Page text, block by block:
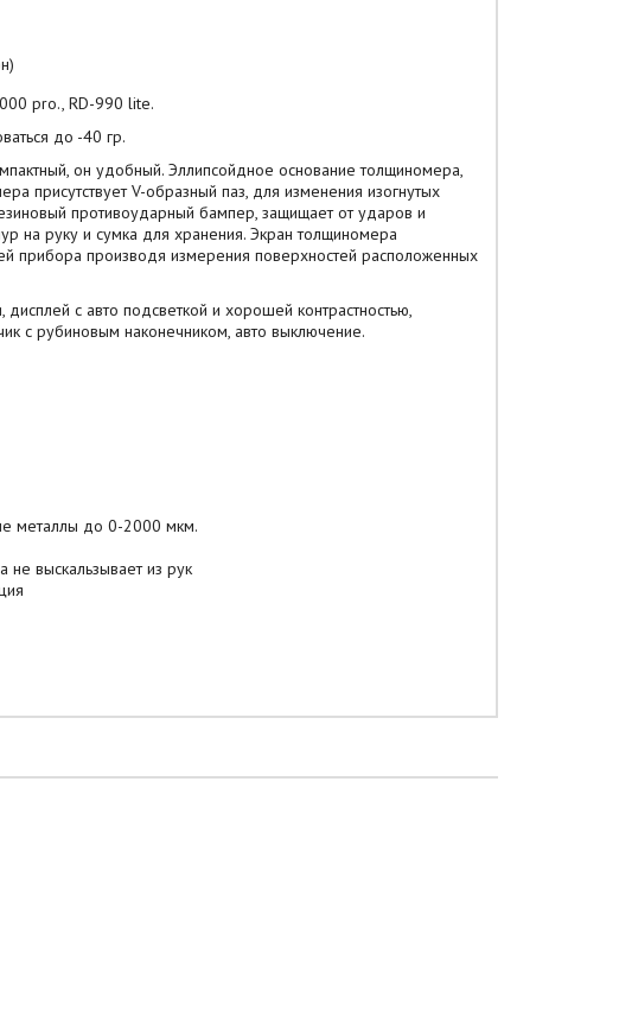
pro., RD-990 lite.
до -40 гр.
он удобный. Эллипсойдное основание толщиномера,
присутствует V-образный паз, для изменения изогнутых
противоударный бампер, защищает от ударов и
на руку и сумка для хранения. Экран толщиномера
прибора производя измерения поверхностей расположенных
с авто подсветкой и хорошей контрастностью,
с рубиновым наконечником, авто выключение.
металлы до 0-2000 мкм.
не выскальзывает из рук